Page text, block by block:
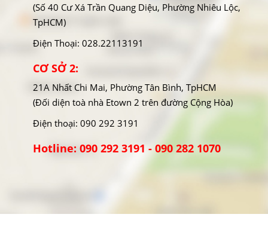
(Số 40 Cư Xá Trần Quang Diệu, Phường Nhiêu Lộc,
TpHCM)
Điện Thoại: 028.22113191
CƠ SỞ 2:
21A Nhất Chi Mai, Phường Tân Bình, TpHCM
(Đối diện toà nhà Etown 2 trên đường Cộng Hòa)
Điện thoại: 090 292 3191
Hotline: 090 292 3191 - 090 282 1070